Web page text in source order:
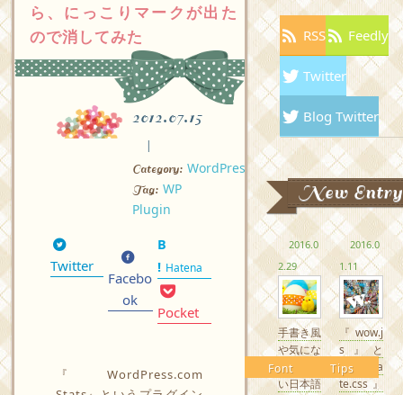
ら、にっこりマークが出た
ので消してみた
2012.07.15
Category: WordPress
Tag: WP
Plugin
Twitter
Facebo
ok
Hatena
Pocket
『WordPress.com
RSS Feedly
Twitter
Blog Twitter
New Entry
2016.0
2.29
Font
手書き風
や気にな
るかわい
い日本語
2016.0
1.11
Tips
『wow.j
s』と
『Anima
te.css』